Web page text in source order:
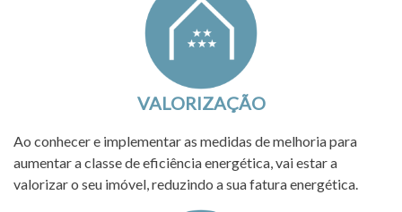
VALORIZAÇÃO
Ao conhecer e implementar as medidas de melhoria para
aumentar a classe de eficiência energética, vai estar a
valorizar o seu imóvel, reduzindo a sua fatura energética.